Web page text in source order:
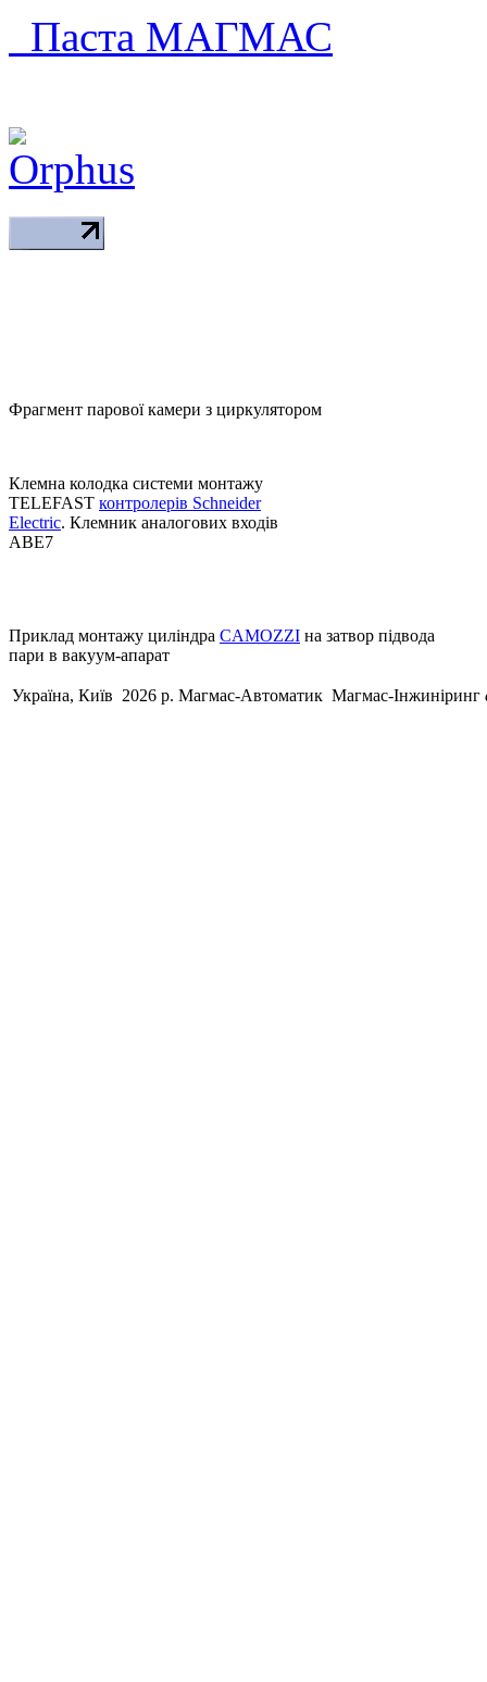
Паста МАГМАС
Фрагмент парової камери з циркулятором
Клемна колодка системи монтажу
TELEFAST контролерів Schneider
Electric. Клемник аналогових входів
АВЕ7
Приклад монтажу циліндра CAMOZZI на затвор підвода
пари в вакуум-апарат
Україна, Київ 2026 р. Магмас-Автоматик Магмас-Інжиніринг